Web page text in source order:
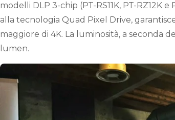
modelli DLP 3-chip (PT-RS11K, PT-RZ12K
alla tecnologia Quad Pixel Drive,
maggiore di 4K. La luminosità, a seconda
lumen.